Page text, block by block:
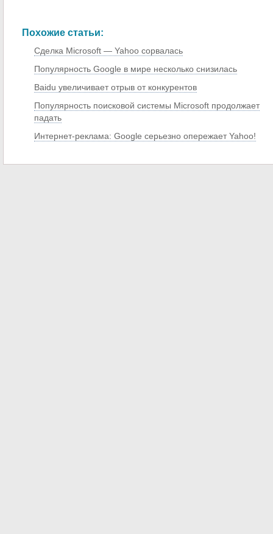
Похожие статьи:
Сделка Microsoft — Yahoo сорвалась
Популярность Google в мире несколько снизилась
Baidu увеличивает отрыв от конкурентов
Популярность поисковой системы Microsoft продолжает
падать
Интернет-реклама: Google серьезно опережает Yahoo!